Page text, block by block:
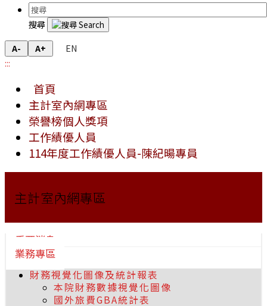
搜尋
A- A+
EN
:::
首頁
主計室內網專區
榮譽榜個人獎項
工作績優人員
114年度工作績優人員-陳紀暘專員
主計室內網專區
重要消息
業務專區
財務視覺化圖像及統計報表
本院財務數據視覺化圖像
國外旅費GBA統計表